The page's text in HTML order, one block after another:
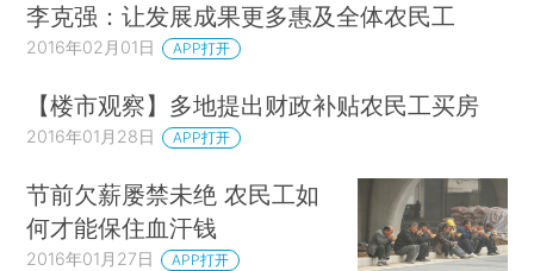
李克强：让发展成果更多惠及全体农民工
2016年02月01日 APP打开
【楼市观察】多地提出财政补贴农民工买房
2016年01月28日 APP打开
节前欠薪屡禁未绝 农民工如
何才能保住血汗钱
2016年01月27日 APP打开